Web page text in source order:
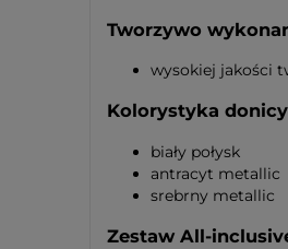
Tworzywo
wysokiej jakości
Kolorystyka
biały połysk
antracyt metallic
srebrny metallic
Zestaw All-